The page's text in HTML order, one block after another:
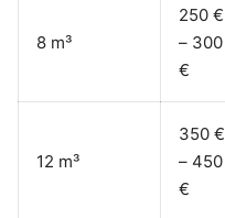
8 m³
250 €
– 300
€
12 m³
350 €
– 450
€